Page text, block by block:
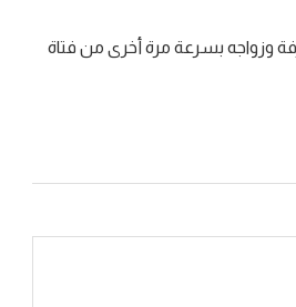
وزواجه بسرعة مرة أخرى من فتاة